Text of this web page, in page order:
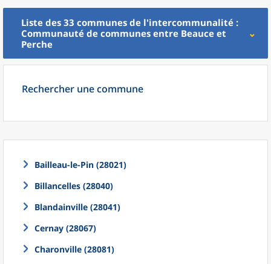
Liste des 33 communes de l'intercommunalité :
Communauté de communes entre Beauce et
Perche
Rechercher une commune
Bailleau-le-Pin (28021)
Billancelles (28040)
Blandainville (28041)
Cernay (28067)
Charonville (28081)